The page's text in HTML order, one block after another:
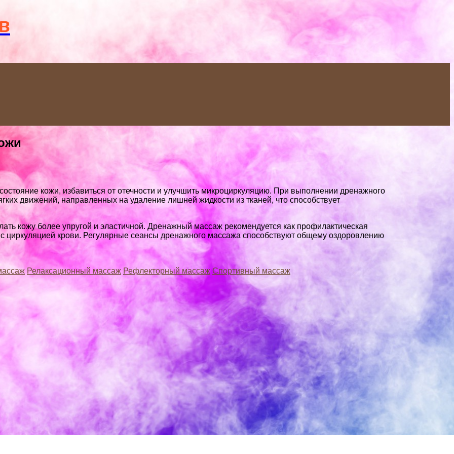
кожи, избавиться от отечности и улучшить микроциркуляцию. При выполнении дренажного
движений, направленных на удаление лишней жидкости из тканей, что способствует
кожу более упругой и эластичной. Дренажный массаж рекомендуется как профилактическая
с циркуляцией крови. Регулярные сеансы дренажного массажа способствуют общему оздоровлению
Релаксационный массаж Рефлекторный массаж Спортивный массаж